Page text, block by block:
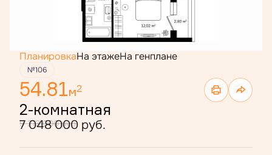
ПланировкаНа этажеНа генплане
№106
54.81м2
2-комнатная
9 213 000 руб.
7 048 000 руб.